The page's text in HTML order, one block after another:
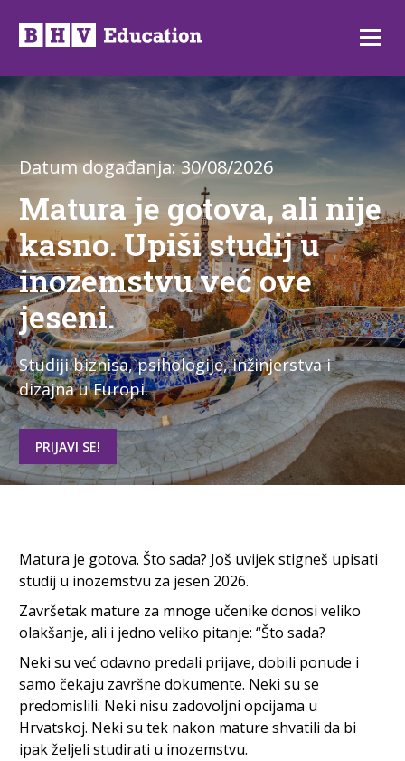
sadržaj
Datum događanja: 30/08/2026
Matura je gotova, ali nije
kasno. Upiši studij u
inozemstvu već ove
jeseni.
Studiji biznisa, psihologije, inžinjerstva i
dizajna u Europi.
PRIJAVI SE!
Matura je gotova. Što sada? Još uvijek stigneš upisati
studij u inozemstvu za jesen 2026.
Završetak mature za mnoge učenike donosi veliko
olakšanje, ali i jedno veliko pitanje: “Što sada?
Neki su već odavno predali prijave, dobili ponude i
samo čekaju završne dokumente. Neki su se
predomislili. Neki nisu zadovoljni opcijama u
Hrvatskoj. Neki su tek nakon mature shvatili da bi
ipak željeli studirati u inozemstvu.